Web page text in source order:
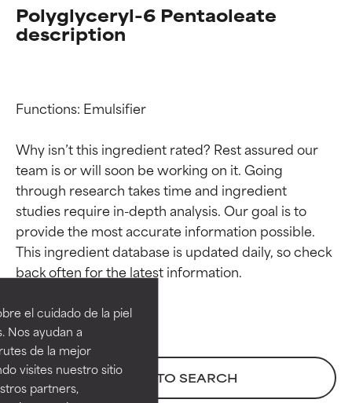
el cuidado de la piel
Nos ayudan a
de la mejor
visites nuestro sitio
partners,
Polyglyceryl-6 Pentaoleate
description
Functions: Emulsifier
Why isn’t this ingredient rated? Rest assured our
team is or will soon be working on it. Going
through research takes time and ingredient
studies require in-depth analysis. Our goal is to
provide the most accurate information possible.
This ingredient database is updated daily, so check
BACK TO SEARCH
Calificaciones de
ingredientes
EXCELENTE
Ingrediente sobresaliente con
beneficios reales para la piel. Su
eficacia está demostrada y
respaldada por estudios
Calificaciones de
ingredientes
EXCELENTE
Ingrediente sobresaliente con
beneficios reales para la piel. Su
eficacia está demostrada y
respaldada por estudios